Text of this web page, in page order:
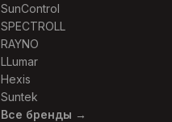
SunControl
SPECTROLL
RAYNO
LLumar
Hexis
Suntek
Все бренды →